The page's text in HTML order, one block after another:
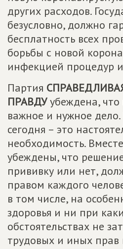
других расходов.
безусловно, должно
бесплатность всех
борьбы с новой
инфекцией процедур и
Партия
ПРАВДУубеждена, что
важное и нужное дело.
сегодня – это
необходимость.
убеждены, что
прививку или нет,
правом каждого
в том числе, на
здоровья и ни при
обстоятельствах не
трудовых и иных прав